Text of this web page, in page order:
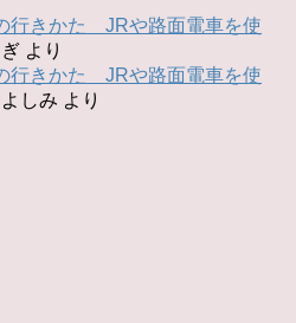
行きかた JRや路面電車を使
より
行きかた JRや路面電車を使
しみ より